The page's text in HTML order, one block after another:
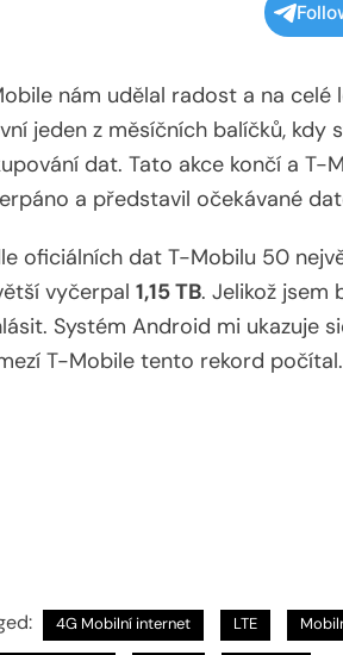
nám udělal radost a na
jeden z měsíčních balíčků,
dat. Tato akce končí a T-
a představil očekávané
oficiálních dat T-Mobilu 50
vyčerpal 1,15 TB. Jelikož jsem
Systém Android mi ukazuje
T-Mobile tento rekord počítal.
4G Mobilní internet LTE